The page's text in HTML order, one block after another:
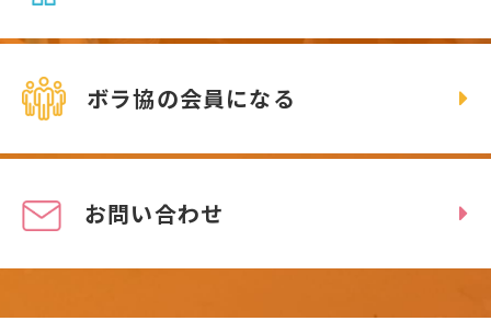
ボラ協の会員になる
お問い合わせ